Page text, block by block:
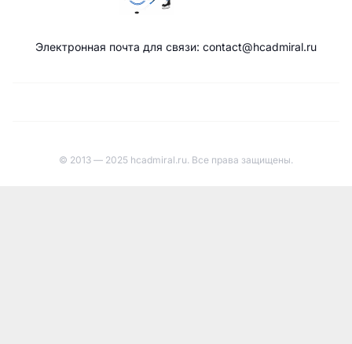
Электронная почта для связи: contact@hcadmiral.ru
© 2013 — 2025 hcadmiral.ru. Все права защищены.